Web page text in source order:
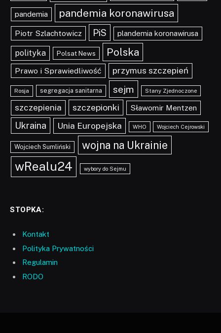
pandemia pandemia koronawirusa
Piotr Szlachtowicz PiS plandemia koronawirusa
polityka Polsat News Polska
Prawo i Sprawiedliwość przymus szczepień
Rosja segregacja sanitarna sejm Stany Zjednoczone
szczepienia szczepionki Sławomir Mentzen
Ukraina Unia Europejska WHO Wojciech Cejrowski
Wojciech Sumliński wojna na Ukrainie
wRealu24 wybory do Sejmu
STOPKA:
Kontakt
Polityka Prywatności
Regulamin
RODO